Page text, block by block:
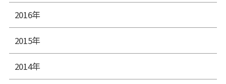
2016年
2015年
2014年